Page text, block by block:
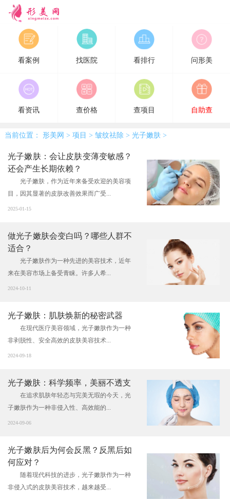
形美网
看案例 找医院 看排行 问形美
看资讯 查价格 查项目 自助查
当前位置： 形美网 > 项目 > 皱纹祛除 > 光子嫩肤>
光子嫩肤：会让皮肤变薄变敏感？
还会产生长期依赖？
光子嫩肤，作为近年来备受欢迎的美容项
目，因其显著的皮肤改善效果而广受...
2025-01-15
做光子嫩肤会变白吗？哪些人群不
适合？
光子嫩肤作为一种先进的美容技术，近年
来在美容市场上备受青睐。许多人希...
2024-10-11
光子嫩肤：肌肤焕新的秘密武器
在现代医疗美容领域，光子嫩肤作为一种
非剥脱性、安全高效的皮肤美容技术...
2024-09-18
光子嫩肤：科学频率，美丽不透支
在追求肌肤年轻态与完美无瑕的今天，光
子嫩肤作为一种非侵入性、高效能的...
2024-09-06
光子嫩肤后为何会反黑？反黑后如
何应对？
随着现代科技的进步，光子嫩肤作为一种
非侵入式的皮肤美容技术，越来越受...